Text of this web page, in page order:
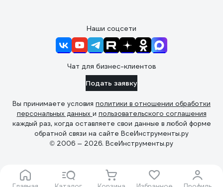
Наши соцсети
Чат для бизнес-клиентов
Подать заявку
Вы принимаете условия политики в отношении обработки
персональных данных и пользовательского соглашения
каждый раз, когда оставляете свои данные в любой форме
обратной связи на сайте ВсеИнструменты.ру
© 2006 — 2026. ВсеИнструменты.ру